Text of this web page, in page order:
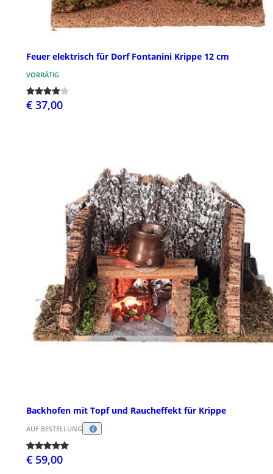
Feuer elektrisch für Dorf Fontanini Krippe 12 cm
VORRÄTIG
€ 37,00
Backhofen mit Topf und Raucheffekt für Krippe
AUF BESTELLUNG
€ 59,00